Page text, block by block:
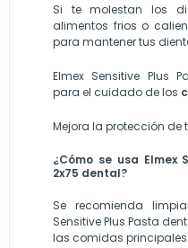
Si te molestan los
alimentos frios o
para mantener tus
Elmex Sensitive Plus
para el cuidado de los
Mejora la protección de
¿Cómo se usa Elmex
2x75 dental?
Se recomienda
Sensitive Plus Pasta
las comidas principales.